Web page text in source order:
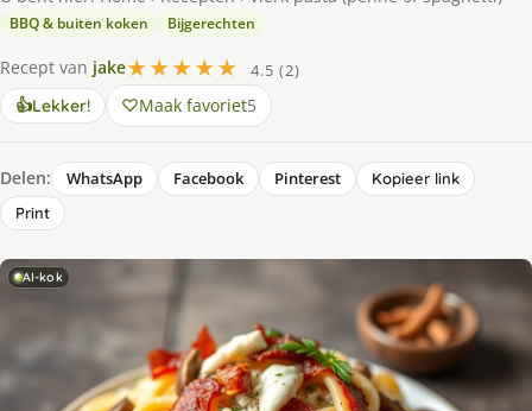
BBQ & buiten koken Bijgerechten
Recept van jake★★★★★
4.5 (2)
👍Lekker! Maak favoriet5
Delen: WhatsApp Facebook Pinterest
Kopieer link
Print
AI-kok